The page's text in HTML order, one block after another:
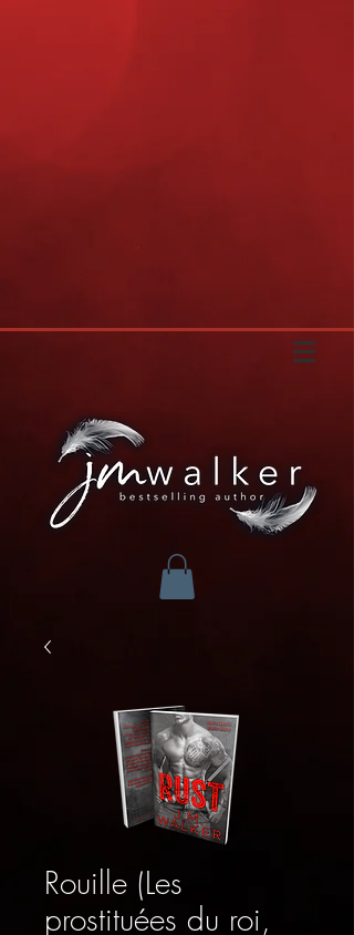
Rouille (Les
prostituées du roi,